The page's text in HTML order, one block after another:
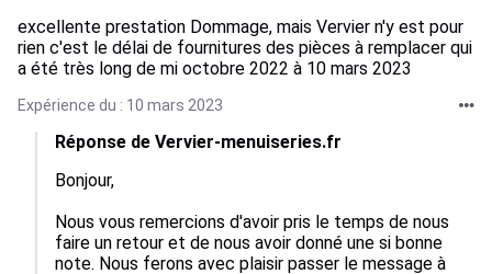
excellente prestation Dommage, mais Vervier n'y est pour
rien c'est le délai de fournitures des pièces à remplacer qui
a été très long de mi octobre 2022 à 10 mars 2023
Expérience du : 10 mars 2023
Réponse de Vervier-menuiseries.fr
Bonjour,
Nous vous remercions d'avoir pris le temps de nous
faire un retour et de nous avoir donné une si bonne
note. Nous ferons avec plaisir passer le message à